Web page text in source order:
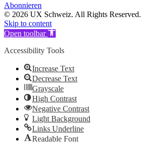
Abonnieren
© 2026 UX Schweiz. All Rights Reserved.
Skip to content
Open toolbar
Accessibility Tools
Increase Text
Decrease Text
Grayscale
High Contrast
Negative Contrast
Light Background
Links Underline
Readable Font